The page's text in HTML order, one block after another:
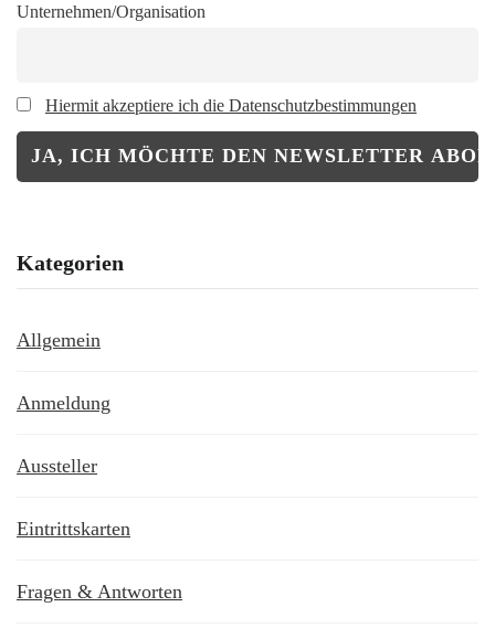
Unternehmen/Organisation
Hiermit akzeptiere ich die Datenschutzbestimmungen
Kategorien
Allgemein
Anmeldung
Aussteller
Eintrittskarten
Fragen & Antworten